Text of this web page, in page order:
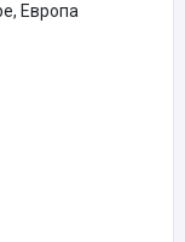
Европа